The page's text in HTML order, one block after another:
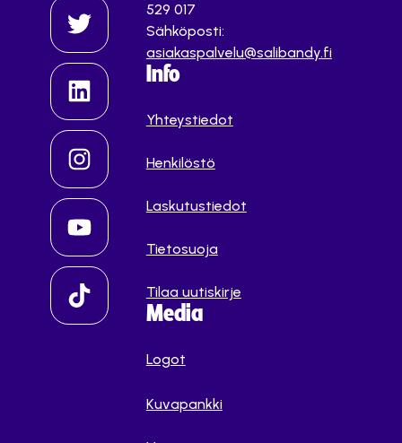
529 017
Sähköposti:
asiakaspalvelu@salibandy.fi
Info
Yhteystiedot
Henkilöstö
Laskutustiedot
Tietosuoja
Tilaa uutiskirje
Media
Logot
Kuvapankki